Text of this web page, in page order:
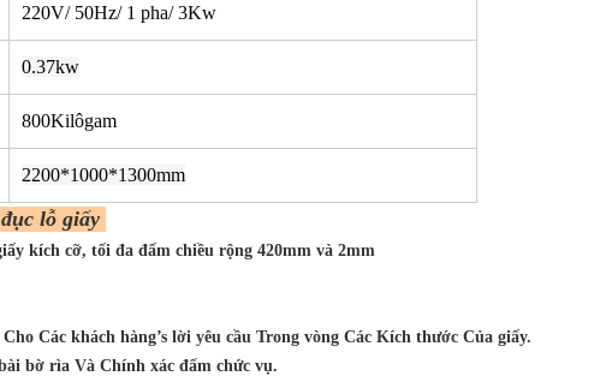
220V/ 50Hz/ 1 pha/ 3Kw
0.37kw
800Kilôgam
2200*1000*1300mm
lỗ giấy
kích cỡ, tối đa đấm chiều rộng 420mm và 2mm
Các khách hàng’s lời yêu cầu Trong vòng Các Kích thước Của giấy.
bờ rìa Và Chính xác đấm chức vụ.